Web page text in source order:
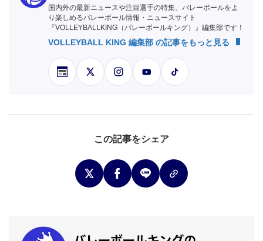
国内外の最新ニュースや注目選手の特集、バレーボールをよ
り楽しめるバレーボール情報・ニュースサイト
『VOLLEYBALLKING（バレーボールキング）』編集部です！
VOLLEYBALL KING 編集部 の記事をもっと見る
この記事をシェア